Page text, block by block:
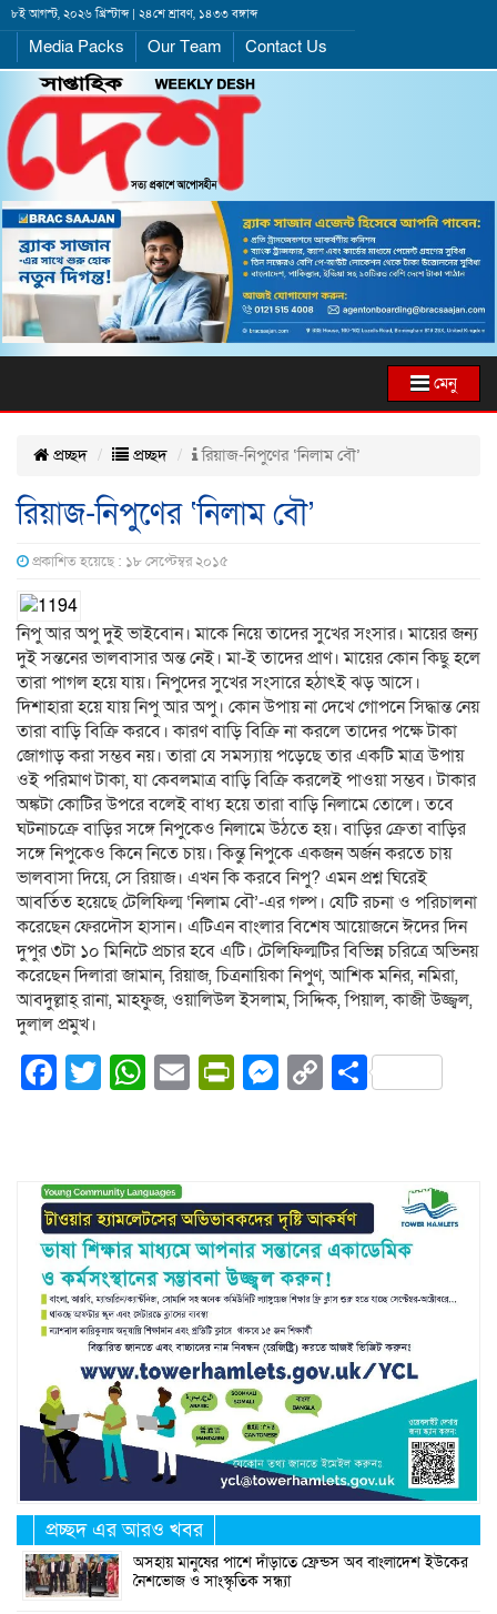
৮ই আগস্ট, ২০২৬ খ্রিস্টাব্দ | ২৪শে শ্রাবণ, ১৪৩৩ বঙ্গাব্দ
Media Packs Our Team Contact Us
মেনু
প্রচ্ছদ প্রচ্ছদ রিয়াজ-নিপুণের ‘নিলাম বৌ’
রিয়াজ-নিপুণের ‘নিলাম বৌ’
প্রকাশিত হয়েছে : ১৮ সেপ্টেম্বর ২০১৫
নিপু আর অপু দুই ভাইবোন। মাকে নিয়ে তাদের সুখের সংসার। মায়ের জন্য
দুই সন্তনের ভালবাসার অন্ত নেই। মা-ই তাদের প্রাণ। মায়ের কোন কিছু হলে
তারা পাগল হয়ে যায়। নিপুদের সুখের সংসারে হঠাৎই ঝড় আসে।
দিশাহারা হয়ে যায় নিপু আর অপু। কোন উপায় না দেখে গোপনে সিদ্ধান্ত নেয়
তারা বাড়ি বিক্রি করবে। কারণ বাড়ি বিক্রি না করলে তাদের পক্ষে টাকা
জোগাড় করা সম্ভব নয়। তারা যে সমস্যায় পড়েছে তার একটি মাত্র উপায়
ওই পরিমাণ টাকা, যা কেবলমাত্র বাড়ি বিক্রি করলেই পাওয়া সম্ভব। টাকার
অঙ্কটা কোটির উপরে বলেই বাধ্য হয়ে তারা বাড়ি নিলামে তোলে। তবে
ঘটনাচক্রে বাড়ির সঙ্গে নিপুকেও নিলামে উঠতে হয়। বাড়ির ক্রেতা বাড়ির
সঙ্গে নিপুকেও কিনে নিতে চায়। কিন্তু নিপুকে একজন অর্জন করতে চায়
ভালবাসা দিয়ে, সে রিয়াজ। এখন কি করবে নিপু? এমন প্রশ্ন ঘিরেই
আবর্তিত হয়েছে টেলিফিল্ম ‘নিলাম বৌ’-এর গল্প। যেটি রচনা ও পরিচালনা
করেছেন ফেরদৌস হাসান। এটিএন বাংলার বিশেষ আয়োজনে ঈদের দিন
দুপুর ৩টা ১০ মিনিটে প্রচার হবে এটি। টেলিফিল্মটির বিভিন্ন চরিত্রে অভিনয়
করেছেন দিলারা জামান, রিয়াজ, চিত্রনায়িকা নিপুণ, আশিক মনির, নমিরা,
আবদুল্লাহ্ রানা, মাহফুজ, ওয়ালিউল ইসলাম, সিদ্দিক, পিয়াল, কাজী উজ্জ্বল,
দুলাল প্রমুখ।
Facebook
Twitter
WhatsApp
EmailPrintFriendly
Messenger
CopyShare
প্রচ্ছদ এর আরও খবর
অসহায় মানুষের পাশে দাঁড়াতে ফ্রেন্ডস অব বাংলাদেশ ইউকের
নৈশভোজ ও সাংস্কৃতিক সন্ধ্যা